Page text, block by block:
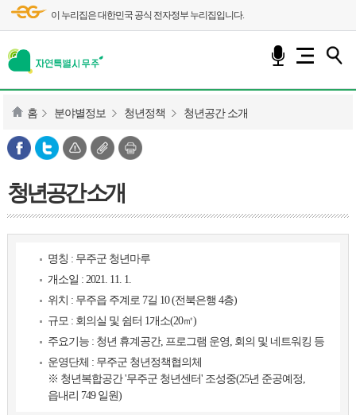
이 누리집은 대한민국 공식 전자정부 누리집입니다.
홈 분야별정보 청년정책 청년공간 소개
청년공간 소개
명칭 : 무주군 청년마루
개소일 : 2021. 11. 1.
위치 : 무주읍 주계로 7길 10 (전북은행 4층)
규모 : 회의실 및 쉼터 1개소(20㎡)
주요기능 : 청년 휴계공간, 프로그램 운영, 회의 및 네트워킹 등
운영단체 : 무주군 청년정책협의체
※ 청년복합공간 '무주군 청년센터' 조성중(25년 준공예정,
읍내리 749 일원)